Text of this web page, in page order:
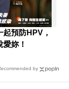
起預防HPV，
愛妳！
by